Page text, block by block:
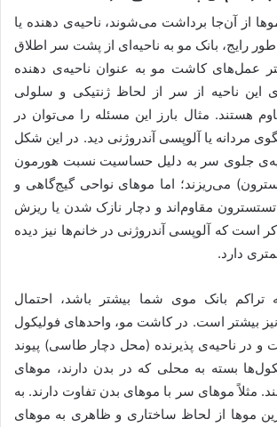
از آن‌جا برداشت می‌شوند، ناحیه‌ی دهنده یا
طور رایج، بانک مو به ناحیه‌ا‌ی از پشت سر اطلاق
عمل‌های کاشت مو به عنوان ناحیه‌ی دهنده
این ناحیه از سر از لحاظ ژنتیکی و سلولی
هستند. مثال بارز این مسئله را می‌توان در
مردانه یا آلوپسی آندروژنی دید. در این شکل
جلوی سر به دلیل حساسیت نسبت هورمون
می‌ریزند؛ اما موهای نواحی گیج‌گاهی و
مقاوم‌اند و دچار نازک شدن یا ریزش
است که آلوپسی آندروژنی در خانم‌ها نیز دیده
دارد.
بانک موی شما بیشتر باشد، احتمال
بیشتر است. در کاشت مو، واحدهای فولیکول
و در ناحیه‌ی پذیرنده (محل دچار طاسی) پیوند
بسته به محلی که در بدن دارند، موهای
مثلاً موهای سر با موهای بدن تفاوت دارند. به
موها از لحاظ ساختاری و ظاهری به موهای